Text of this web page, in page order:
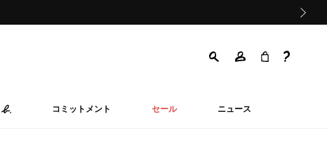
コミットメント セール ニュース